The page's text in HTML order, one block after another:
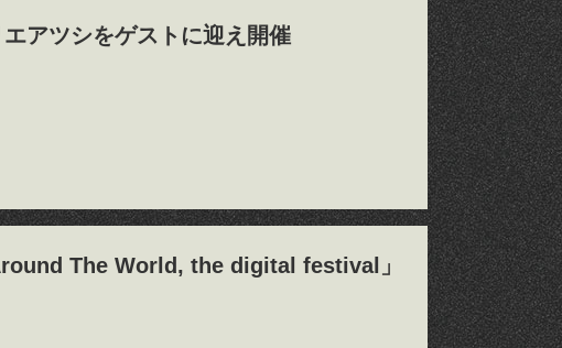
アツシをゲストに迎え開催
The World, the digital festival」